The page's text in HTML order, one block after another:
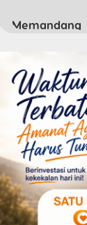
Memandang
04 Agustus 2026
Mukjizat
Ada Saat Ini
03 Agustus
Tidak Pernah
Padam
02 Agustus